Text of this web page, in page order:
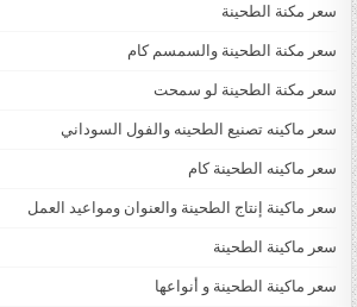
سعر مكنة الطحينة
سعر مكنة الطحينة والسمسم كام
سعر مكنة الطحينة لو سمحت
سعر ماكينه تصنيع الطحينه والفول السوداني
سعر ماكينه الطحينة كام
سعر ماكينة إنتاج الطحينة والعنوان ومواعيد العمل
سعر ماكينة الطحينة
سعر ماكينة الطحينة و أنواعها